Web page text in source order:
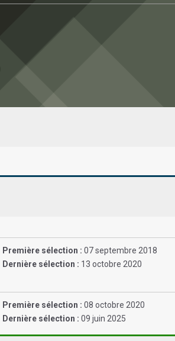
Première sélection : 07 septembre 2018
Dernière sélection : 13 octobre 2020
Première sélection : 08 octobre 2020
Dernière sélection : 09 juin 2025